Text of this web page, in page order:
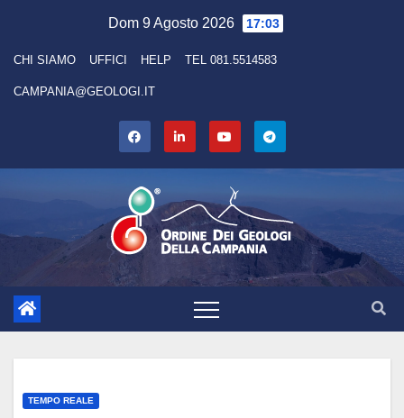
content
Dom 9 Agosto 2026 17:03
CHI SIAMO UFFICI HELP TEL 081.5514583
CAMPANIA@GEOLOGI.IT
TEMPO REALE